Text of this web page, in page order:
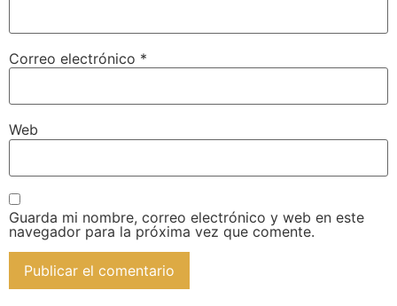
Correo electrónico *
Web
Guarda mi nombre, correo electrónico y web en este
navegador para la próxima vez que comente.